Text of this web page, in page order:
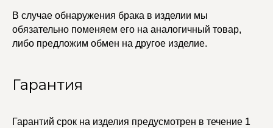
В случае обнаружения брака в изделии мы
обязательно поменяем его на аналогичный товар,
либо предложим обмен на другое изделие.
Гарантия
Гарантий срок на изделия предусмотрен в течение 1
В ПОДАРОК
Упаковка
Сертификаты